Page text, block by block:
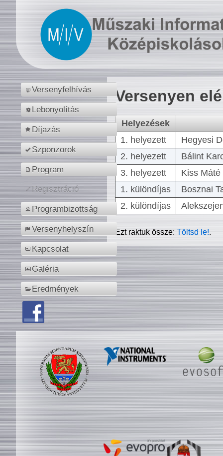
Versenyfelhívás
Lebonyolítás
Díjazás
Szponzorok
Program
Regisztráció
Programbizottság
Versenyhelyszín
Kapcsolat
Galéria
Eredmények
Versenyen
Helyezések
1. helyezett
Hegyesi
2. helyezett
Bálint
3. helyezett
Kiss
1. különdíjas
Bosznai
2. különdíjas
Ezt raktuk össze:Töltsd le!.